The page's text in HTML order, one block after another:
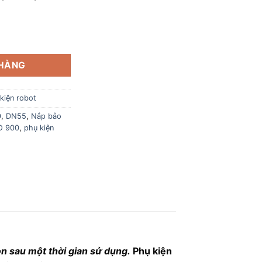
OZMO 900 | DN33 | DN320 | DN36 | DN55 | DN520 số
robot
, DN55, Nắp bảo
900, phụ kiện
sau một thời gian sử dụng. Phụ kiện